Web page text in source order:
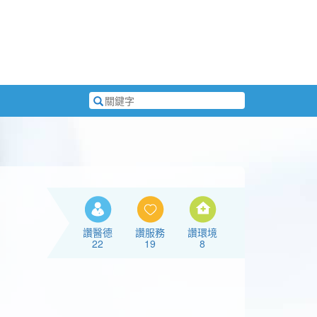
搜
尋
讚醫德
22
讚服務
19
讚環境
8